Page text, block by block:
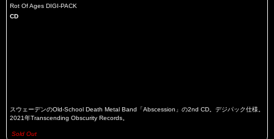
Rot Of Ages DIGI-PACK
CD
スウェーデンのOld-School Death Metal Band「Abscession」の2nd CD。デジパック仕様。
2021年Transcending Obscurity Records。
Sold Out